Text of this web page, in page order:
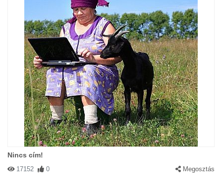
Nincs cím!
17152 0 Megosztás